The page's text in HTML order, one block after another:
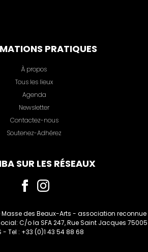
PRATIQUES
À propos
Tous les lieux
Agenda
Newsletter
Contactez-nous
Soutenez-Adhérez
SUR LES RÉSEAUX
des Beaux-Arts - association reconnue
C/o la SFA 247, Rue Saint Jacques 75005
- Tel : +33 (0)1 43 54 88 68